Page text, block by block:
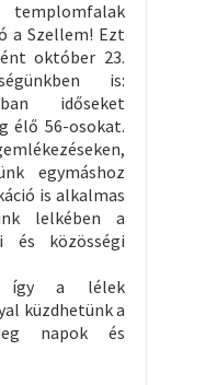
templomfalak
a Szellem! Ezt
október 23.
is:
időseket
élő 56-osokat.
egymáshoz
is alkalmas
lelkében a
és közösségi
így a lélek
küzdhetünk a
napok és